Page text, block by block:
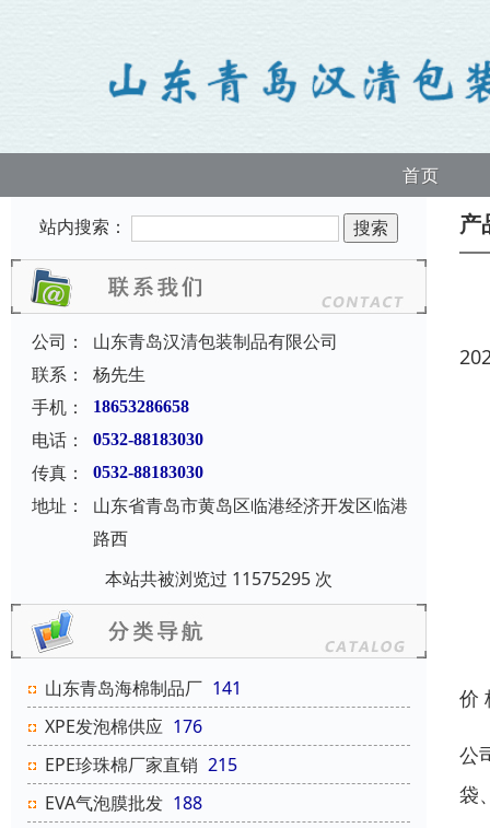
首页
站内搜索：
公司：
山东青岛汉清包装制品有限公司
联系：
杨先生
手机：
18653286658
电话： 0532-88183030
传真： 0532-88183030
地址：
山东省青岛市黄岛区临港经济开发区临港
路西
本站共被浏览过 11575295 次
山东青岛海棉制品厂 141
XPE发泡棉供应 176
EPE珍珠棉厂家直销 215
EVA气泡膜批发 188
产
价
公
袋